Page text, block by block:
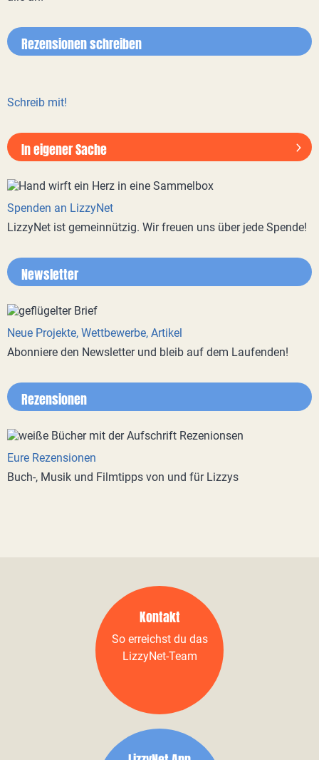
Rezensionen schreiben
Schreib mit!
In eigener Sache
Spenden an LizzyNet
LizzyNet ist gemeinnützig. Wir freuen uns über jede Spende!
Newsletter
Neue Projekte, Wettbewerbe, Artikel
Abonniere den Newsletter und bleib auf dem Laufenden!
Rezensionen
Eure Rezensionen
Buch-, Musik und Filmtipps von und für Lizzys
Kontakt
So erreichst du das
LizzyNet-Team